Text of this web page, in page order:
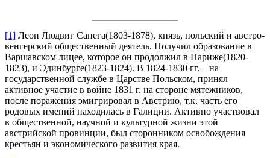
[1] Леон Людвиг Сапега(1803-1878), князь, польский и австро-
венгерский общественный деятель. Получил образование в
Варшавском лицее, которое он продолжил в Париже(1820-
1823), и Эдинбурге(1823-1824). В 1824-1830 гг. – на
государственной службе в Царстве Польском, принял
активное участие в войне 1831 г. на стороне мятежников,
после поражения эмигрировал в Австрию, т.к. часть его
родовых имений находилась в Галиции. Активно участвовал
в общественной, научной и культурной жизни этой
австрийской провинции, был сторонником освобождения
крестьян и экономического развития края.